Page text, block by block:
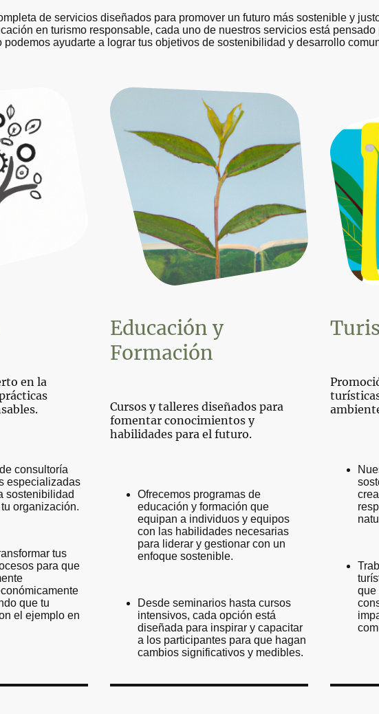
de servicios diseñados para promover un futuro más sostenible y
en turismo responsable, cada uno de nuestros servicios está
podemos ayudarte a lograr tus objetivos de sostenibilidad y desarrollo
en la
consultoría
especializadas
sostenibilidad
organización.
tus
para que
que tu
el ejemplo en
Educación y
Formación
Cursos y talleres diseñados para
fomentar conocimientos y
habilidades para el futuro.
Ofrecemos programas de
educación y formación que
equipan a individuos y equipos
con las habilidades necesarias
para liderar y gestionar con un
enfoque sostenible.
Desde seminarios hasta cursos
intensivos, cada opción está
diseñada para inspirar y capacitar
a los participantes para que hagan
cambios significativos y medibles.
que